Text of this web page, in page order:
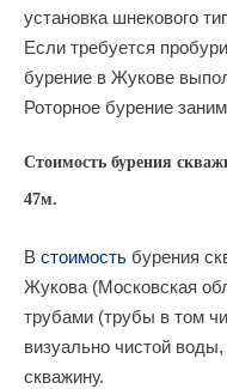
установка шнекового
Если требуется
бурение в Жукове
Роторное бурение
Стоимость бурения
47м.
В стоимость бурения
Жукова (Московская
трубами (трубы в том
визуально чистой воды,
скважину.